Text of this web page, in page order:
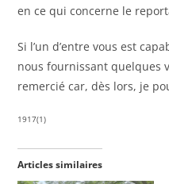
en ce qui concerne le
Si l’un d’entre vous est
nous fournissant quelques
remercié car, dès lors, je
1917(1)
Articles similaires